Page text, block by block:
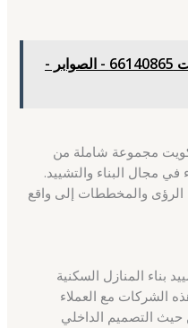
مقاولات عامة الكويت 66140865 - الصوابر -
مجموعة شاملة من
في مجال البناء والتشييد.
الرؤى والمخططات إلى واقع
بناء المنازل السكنية
الشركات مع العملاء
حيث التصميم الداخلي